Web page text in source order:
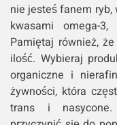
nie jesteś fanem
kwasami omega-
Pamiętaj również,
ilość. Wybieraj
organiczne i
żywności, która
trans i